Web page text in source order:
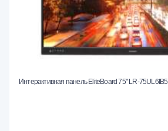
Интерактивная панель EliteBoard 75" LR-75UL6IB5